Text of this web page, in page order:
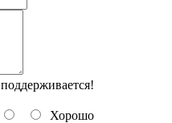
Хорошо